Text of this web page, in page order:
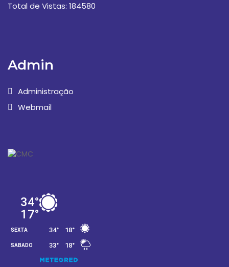
Total de Vistas: 184580
Admin
Administração
Webmail